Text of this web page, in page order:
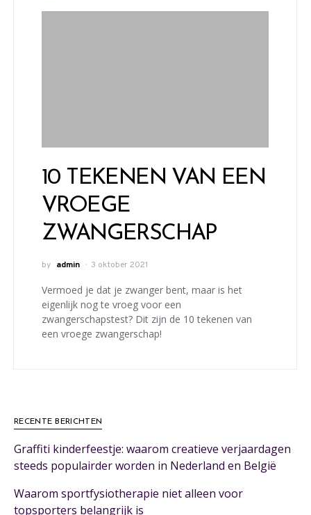
10 TEKENEN VAN EEN
VROEGE
ZWANGERSCHAP
by admin 3 oktober 2021
Vermoed je dat je zwanger bent, maar is het
eigenlijk nog te vroeg voor een
zwangerschapstest? Dit zijn de 10 tekenen van
een vroege zwangerschap!
RECENTE BERICHTEN
Graffiti kinderfeestje: waarom creatieve verjaardagen
steeds populairder worden in Nederland en België
Waarom sportfysiotherapie niet alleen voor
topsporters belangrijk is